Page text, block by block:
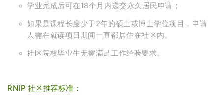
学业完成后可在18个月内递交永久居民申请；
如果是课程长度少于2年的硕士或博士学位项目，申请
人需在就读项目期间一直都居住在社区内。
社区院校毕业生无需满足工作经验要求。
RNIP 社区推荐标准：